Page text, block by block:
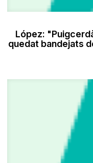
López:
quedat bandejats